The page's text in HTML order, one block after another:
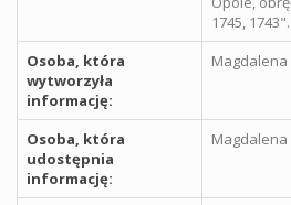
1745, 1743".
Osoba, która
wytworzyła
informację:
Osoba, która
udostępnia
informację: